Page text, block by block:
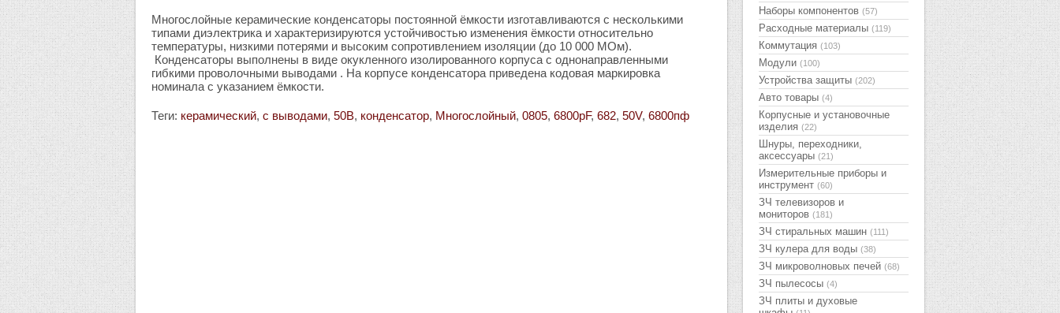
Многослойные керамические конденсаторы постоянной ёмкости изготавливаются с несколькими
типами диэлектрика и характеризируются устойчивостью изменения ёмкости относительно
температуры, низкими потерями и высоким сопротивлением изоляции (до 10 000 МОм).
Конденсаторы выполнены в виде окукленного изолированного корпуса с однонаправленными
гибкими проволочными выводами . На корпусе конденсатора приведена кодовая маркировка
номинала с указанием ёмкости.
Теги: керамический, с выводами, 50В, конденсатор, Многослойный, 0805, 6800pF, 682, 50V, 6800пф
Наборы компонентов (57)
Расходные материалы (119)
Коммутация (103)
Модули (100)
Устройства защиты (202)
Авто товары (4)
Корпусные и установочные
изделия (22)
Шнуры, переходники,
аксессуары (21)
Измерительные приборы и
инструмент (60)
ЗЧ телевизоров и
мониторов (181)
ЗЧ стиральных машин (111)
ЗЧ кулера для воды (38)
ЗЧ микроволновых печей (68)
ЗЧ пылесосы (4)
ЗЧ плиты и духовые